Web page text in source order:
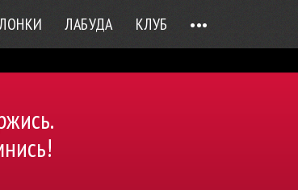
ЛАБУДА КЛУБ •••